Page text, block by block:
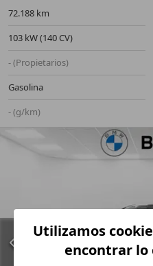
72.188 km
103 kW (140 CV)
- (Propietarios)
Gasolina
- (g/km)
Utilizamos
encontrar lo